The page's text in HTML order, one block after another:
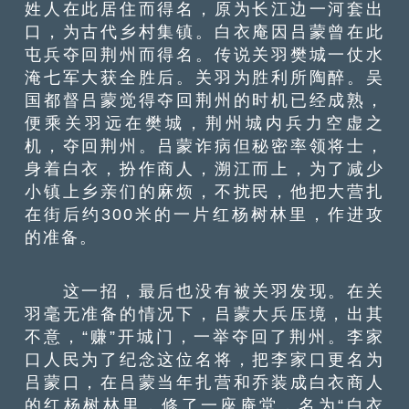
姓人在此居住而得名，原为长江边一河套出
口，为古代乡村集镇。白衣庵因吕蒙曾在此
屯兵夺回荆州而得名。传说关羽樊城一仗水
淹七军大获全胜后。关羽为胜利所陶醉。吴
国都督吕蒙觉得夺回荆州的时机已经成熟，
便乘关羽远在樊城，荆州城内兵力空虚之
机，夺回荆州。吕蒙诈病但秘密率领将士，
身着白衣，扮作商人，溯江而上，为了减少
小镇上乡亲们的麻烦，不扰民，他把大营扎
在街后约300米的一片红杨树林里，作进攻
的准备。
这一招，最后也没有被关羽发现。在关
羽毫无准备的情况下，吕蒙大兵压境，出其
不意，“赚”开城门，一举夺回了荆州。李家
口人民为了纪念这位名将，把李家口更名为
吕蒙口，在吕蒙当年扎营和乔装成白衣商人
的红杨树林里，修了一座庵堂，名为“白衣